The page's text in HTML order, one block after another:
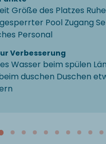
Größe des Platzes
Pool Zugang
Personal
Verbesserung
Wasser beim spülen
duschen Duschen